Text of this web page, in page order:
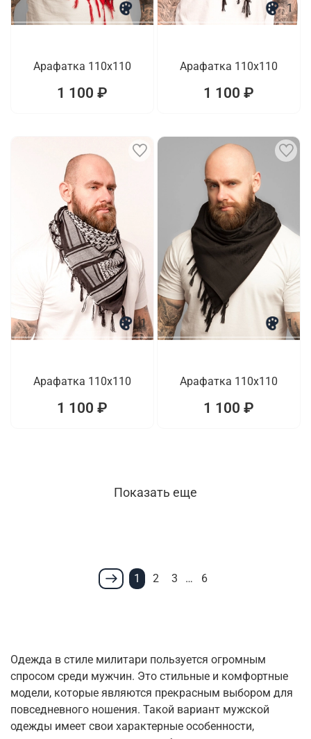
1
Арафатка 110x110
1 100 ₽
1
Арафатка 110x110
1 100 ₽
1
Арафатка 110x110
1 100 ₽
1
Арафатка 110x110
1 100 ₽
Показать еще
1 2 3 … 6
Одежда в стиле милитари пользуется огромным
спросом среди мужчин. Это стильные и комфортные
модели, которые являются прекрасным выбором для
повседневного ношения. Такой вариант мужской
одежды имеет свои характерные особенности,